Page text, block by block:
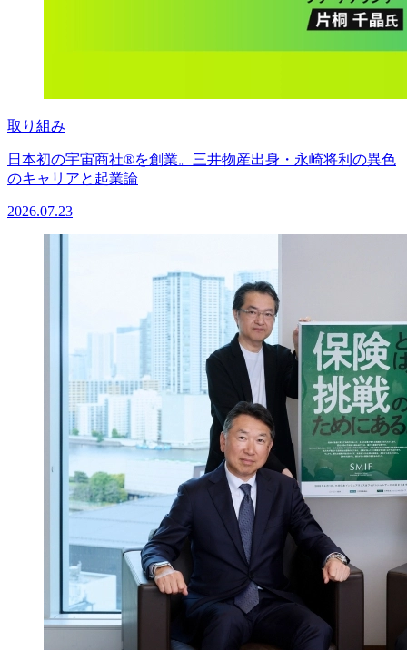
取り組み
日本初の宇宙商社®を創業。三井物産出身・永崎将利の異色
のキャリアと起業論
2026.07.23